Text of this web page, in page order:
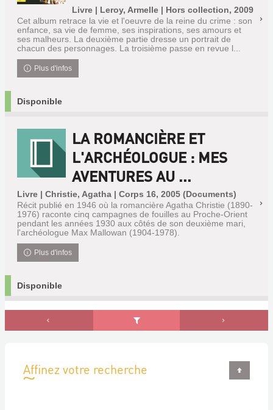
Livre | Leroy, Armelle | Hors collection, 2009
Cet album retrace la vie et l'oeuvre de la reine du crime : son
enfance, sa vie de femme, ses inspirations, ses amours et
ses malheurs. La deuxième partie dresse un portrait de
chacun des personnages. La troisième passe en revue l...
Plus d'infos
Disponible
LA ROMANCIÈRE ET
L'ARCHÉOLOGUE : MES
AVENTURES AU ...
Livre | Christie, Agatha | Corps 16, 2005 (Documents)
Récit publié en 1946 où la romancière Agatha Christie (1890-
1976) raconte cinq campagnes de fouilles au Proche-Orient
pendant les années 1930 aux côtés de son deuxième mari,
l'archéologue Max Mallowan (1904-1978).
Plus d'infos
Disponible
Affinez votre recherche